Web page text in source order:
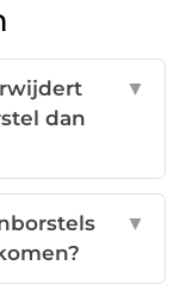
dan
▼
▼